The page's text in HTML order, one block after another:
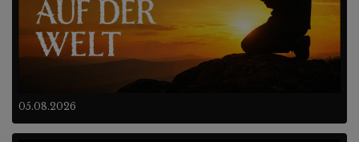
05.08.2026